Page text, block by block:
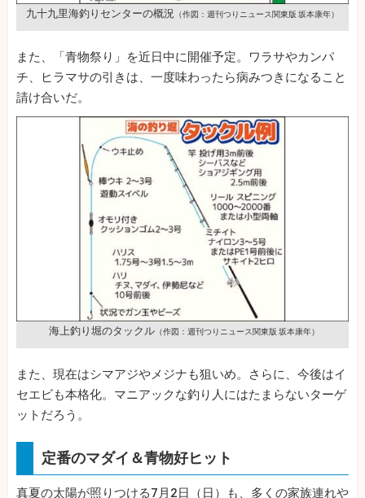
九十九里海釣りセンターの概況 （作図：週刊つりニュース関東版 坂本康年）
また、「青物祭り」を近日中に開催予定。ワラサやカンパ
チ、ヒラマサの引きは、一度味わったら病みつきになること
請け合いだ。
海上釣り堀のタックル（作図：週刊つりニュース関東版 坂本康年）
また、現在はシマアジやメジナも狙いめ。さらに、今後はイ
セエビも本格化。マニアックな釣り人にはたまらないターゲ
ットだろう。
定番のマダイ＆青物好ヒット
真夏の太陽が照りつける7月2日（日）も、多くの家族連れや